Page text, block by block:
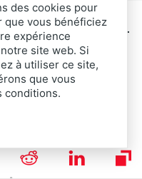
une question deliquidité.
tout le monde, il
qu’il estshortpile à ce
le mouvement que le
les vendeurs
appuyer si le setup
des cookies pour
que vous bénéficiez
expérience
site web. Si
à utiliser ce site,
que vous
conditions.